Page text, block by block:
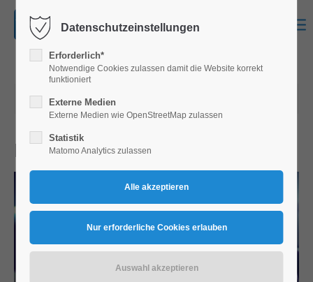
18.07.2020 15:18
Kindlicher Umgang mit digitalen Medien
Datenschutzeinstellungen
Erforderlich*
Notwendige Cookies zulassen damit die Website korrekt
funktioniert
Externe Medien
Externe Medien wie OpenStreetMap zulassen
Statistik
Matomo Analytics zulassen